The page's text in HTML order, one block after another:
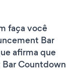
faça você
Bar
afirma que
Countdown